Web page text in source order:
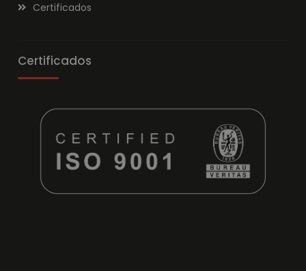
Certificados
Certificados